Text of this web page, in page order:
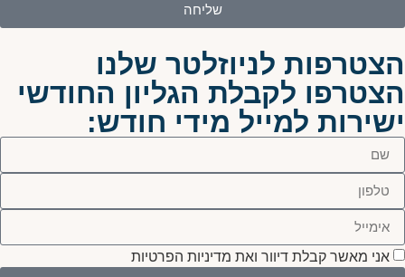
שליחה
הצטרפות לניוזלטר שלנו
הצטרפו לקבלת הגליון החודשי
ישירות למייל מידי חודש:
אני מאשר קבלת דיוור ואת מדיניות הפרטיות